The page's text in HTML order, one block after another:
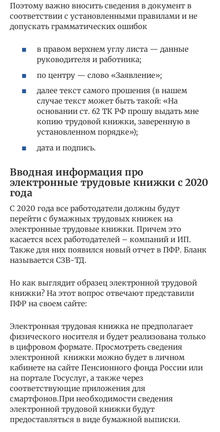
Поэтому важно вносить сведения в документ в
соответствии с установленными правилами и не
допускать грамматических ошибок
в правом верхнем углу листа — данные
руководителя и работника;
по центру — слово «Заявление»;
далее текст самого прошения (в нашем
случае текст может быть такой: «На
основании ст. 62 ТК РФ прошу выдать мне
копию трудовой книжки, заверенную в
установленном порядке»);
дата и подпись.
Вводная информация про
электронные трудовые книжки с 2020
года
С 2020 года все работодатели должны будут
перейти с бумажных трудовых книжек на
электронные трудовые книжки. Причем это
касается всех работодателей – компаний и ИП.
Также для них появился новый отчет в ПФР. Бланк
называется СЗВ-ТД.
Но как выглядит образец электронной трудовой
книжки? На этот вопрос отвечают представили
ПФР на своем сайте:
Электронная трудовая книжка не предполагает
физического носителя и будет реализована только
в цифровом формате. Просмотреть сведения
электронной книжки можно будет в личном
кабинете на сайте Пенсионного фонда России или
на портале Госуслуг, а также через
соответствующие приложения для
смартфонов.При необходимости сведения
электронной трудовой книжки будут
предоставляться в виде бумажной выписки.